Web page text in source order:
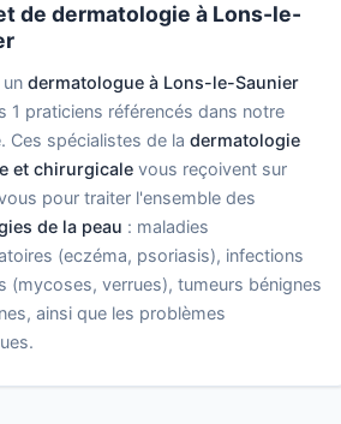
de dermatologie à Lons-le-
dermatologue à Lons-le-Saunier
1 praticiens référencés dans notre
Ces spécialistes de la dermatologie
et chirurgicale vous reçoivent sur
pour traiter l'ensemble des
de la peau : maladies
(eczéma, psoriasis), infections
(mycoses, verrues), tumeurs bénignes
ainsi que les problèmes